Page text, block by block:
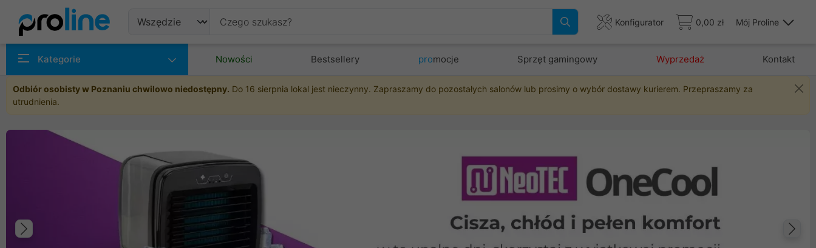
Konfigurator 0,00 zł Mój Proline
Kategorie Nowości Bestsellery promocje Sprzęt gamingowy Wyprzedaż Kontakt
Odbiór osobisty w Poznaniu chwilowo niedostępny. Do 16 sierpnia lokal jest nieczynny. Zapraszamy do pozostałych salonów lub prosimy o wybór dostawy kurierem. Przepraszamy za
utrudnienia.
Poprzedni